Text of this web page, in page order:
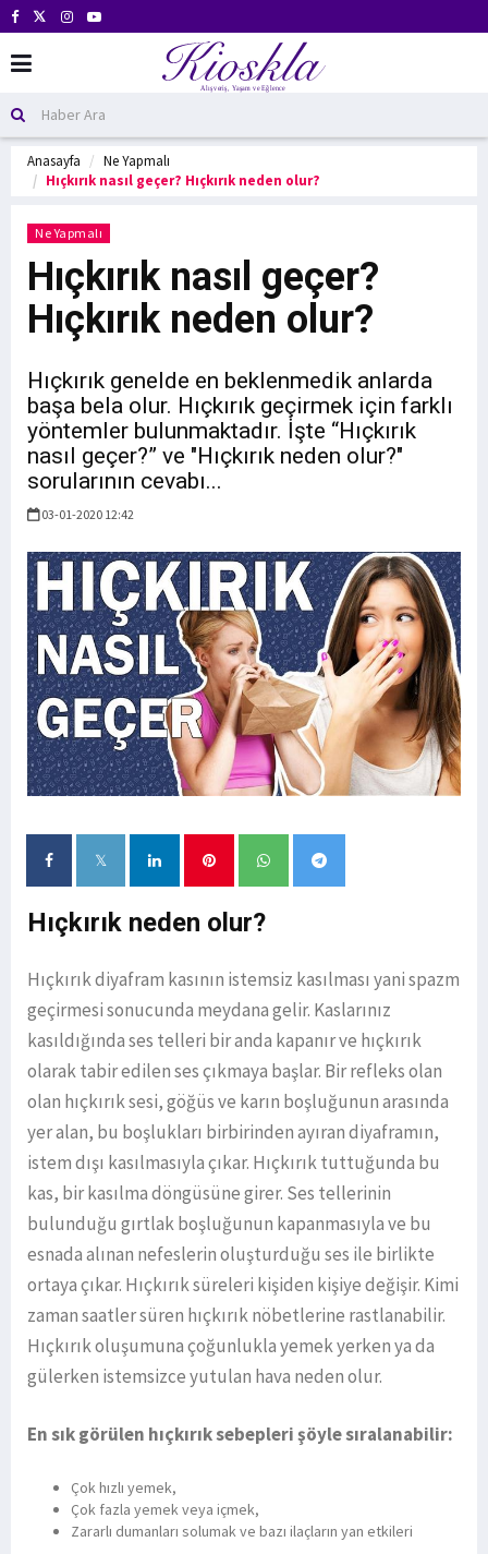
Anasayfa
Ne Yapmalı
Hıçkırık nasıl geçer? Hıçkırık neden olur?
Ne Yapmalı
Hıçkırık nasıl geçer?
Hıçkırık neden olur?
Hıçkırık genelde en beklenmedik anlarda
başa bela olur. Hıçkırık geçirmek için farklı
yöntemler bulunmaktadır. İşte “Hıçkırık
nasıl geçer?” ve "Hıçkırık neden olur?"
sorularının cevabı...
03-01-2020 12:42
Hıçkırık neden olur?
Hıçkırık diyafram kasının istemsiz kasılması yani spazm
geçirmesi sonucunda meydana gelir. Kaslarınız
kasıldığında ses telleri bir anda kapanır ve hıçkırık
olarak tabir edilen ses çıkmaya başlar. Bir refleks olan
olan hıçkırık sesi, göğüs ve karın boşluğunun arasında
yer alan, bu boşlukları birbirinden ayıran diyaframın,
istem dışı kasılmasıyla çıkar. Hıçkırık tuttuğunda bu
kas, bir kasılma döngüsüne girer. Ses tellerinin
bulunduğu gırtlak boşluğunun kapanmasıyla ve bu
esnada alınan nefeslerin oluşturduğu ses ile birlikte
ortaya çıkar. Hıçkırık süreleri kişiden kişiye değişir. Kimi
zaman saatler süren hıçkırık nöbetlerine rastlanabilir.
Hıçkırık oluşumuna çoğunlukla yemek yerken ya da
gülerken istemsizce yutulan hava neden olur.
En sık görülen hıçkırık sebepleri şöyle sıralanabilir:
Çok hızlı yemek,
Çok fazla yemek veya içmek,
Zararlı dumanları solumak ve bazı ilaçların yan etkileri